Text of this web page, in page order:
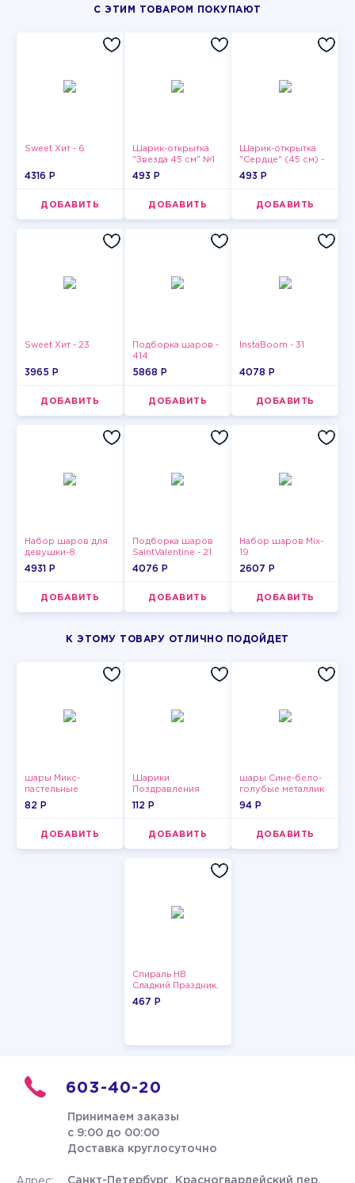
С ЭТИМ ТОВАРОМ ПОКУПАЮТ
Sweet Хит - 6
4316 P
ДОБАВИТЬ
Шарик-открытка
"Звезда 45 см" №1
493 P
ДОБАВИТЬ
Шарик-открытка
"Сердце" (45 см) -
2
493 P
ДОБАВИТЬ
Sweet Хит - 23
3965 P
ДОБАВИТЬ
Подборка шаров -
414
5868 P
ДОБАВИТЬ
InstaBoom - 31
4078 P
ДОБАВИТЬ
Набор шаров для
девушки-8
4931 P
ДОБАВИТЬ
Подборка шаров
SaintValentine - 21
4076 P
ДОБАВИТЬ
Набор шаров Mix-
19
2607 P
ДОБАВИТЬ
К ЭТОМУ ТОВАРУ ОТЛИЧНО ПОДОЙДЕТ
шары Микс-
пастельные
82 P
ДОБАВИТЬ
Шарики
Поздравления
112 P
ДОБАВИТЬ
шары Сине-бело-
голубые металлик
94 P
ДОБАВИТЬ
Спираль HB
Сладкий Праздник,
12 шт.
467 P
603-40-20
Принимаем заказы
с 9:00 до 00:00
Доставка круглосуточно
Санкт-Петербург, Красногвардейский пер.